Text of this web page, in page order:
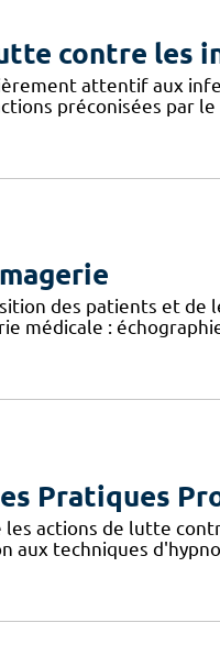
contre les
attentif aux
préconisées par
des patients et
médicale :
Pratiques
les actions de lutte
aux techniques